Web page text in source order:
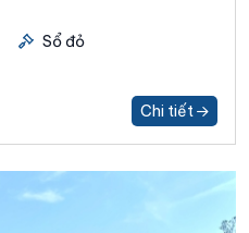
Sổ đỏ
Chi tiết